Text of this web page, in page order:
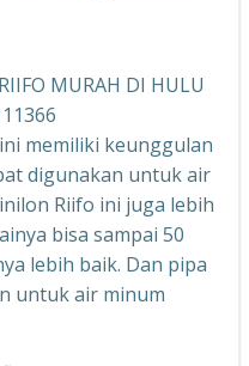
MURAH DI HULU
memiliki keunggulan
digunakan untuk air
Riifo ini juga lebih
bisa sampai 50
lebih baik. Dan pipa
untuk air minum